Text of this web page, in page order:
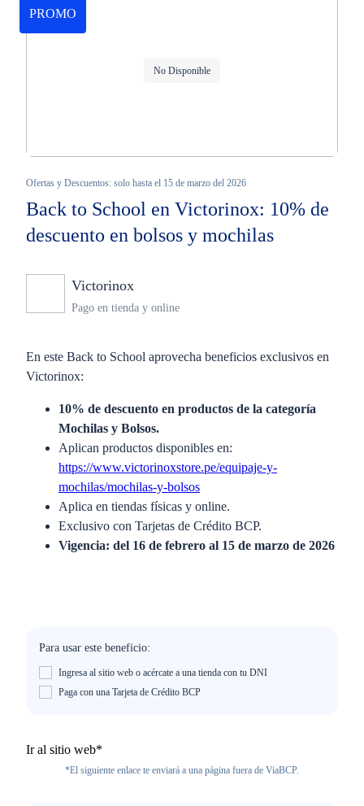
PROMO
No Disponible
Ofertas y Descuentos: solo hasta el 15 de marzo del 2026
Back to School en Victorinox: 10% de
descuento en bolsos y mochilas
Victorinox
Pago en tienda y online
En este Back to School aprovecha beneficios exclusivos en
Victorinox:
10% de descuento en productos de la categoría
Mochilas y Bolsos.
Aplican productos disponibles en:
https://www.victorinoxstore.pe/equipaje-y-
mochilas/mochilas-y-bolsos
Aplica en tiendas físicas y online.
Exclusivo con Tarjetas de Crédito BCP.
Vigencia: del 16 de febrero al 15 de marzo de 2026
Para usar este beneficio:
Ingresa al sitio web o acércate a una tienda con tu DNI
Paga con una Tarjeta de Crédito BCP
Ir al sitio web*
*El siguiente enlace te enviará a una página fuera de ViaBCP.